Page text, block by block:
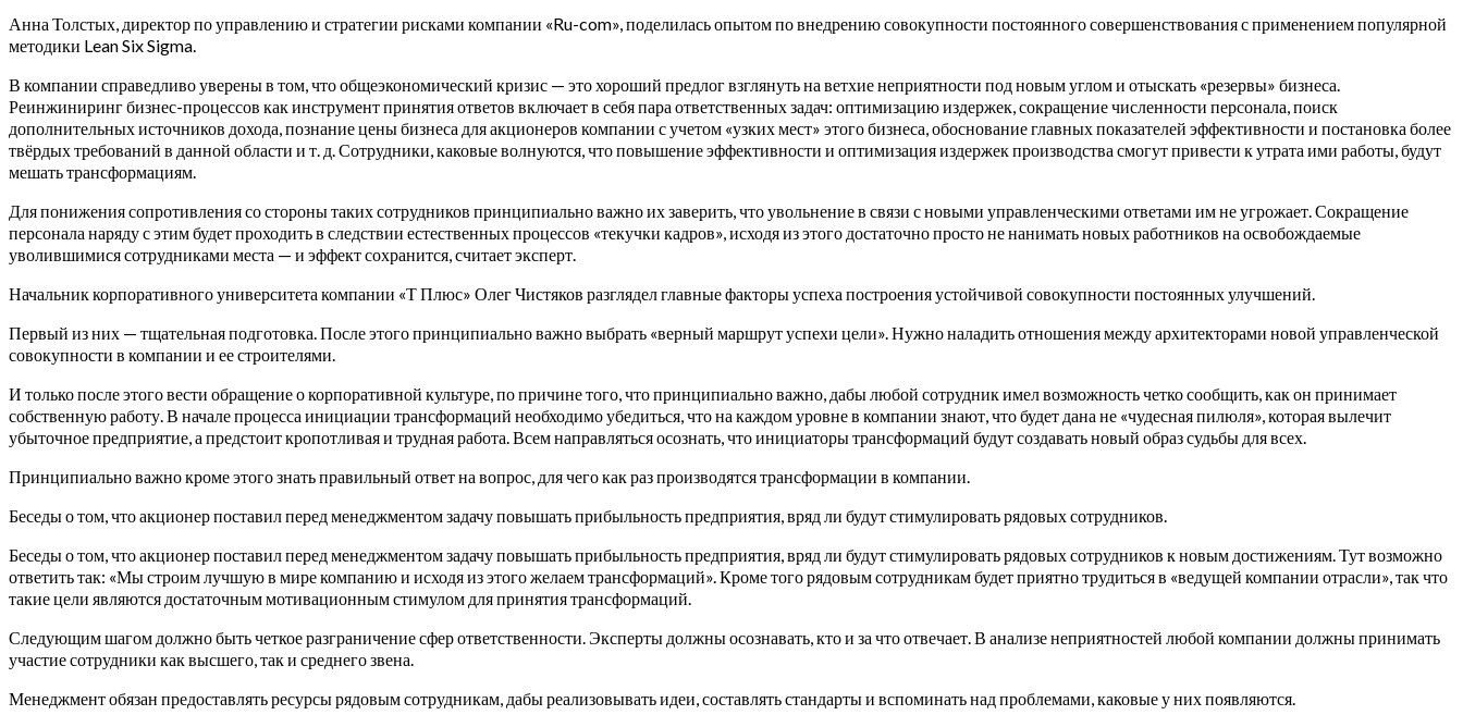
Анна Толстых, директор по управлению и стратегии рисками компании «Ru-com», поделилась опытом по внедрению совокупности постоянного совершенствования с применением популярной
методики Lean Six Sigma.
В компании справедливо уверены в том, что общеэкономический кризис — это хороший предлог взглянуть на ветхие неприятности под новым углом и отыскать «резервы» бизнеса.
Реинжиниринг бизнес-процессов как инструмент принятия ответов включает в себя пара ответственных задач: оптимизацию издержек, сокращение численности персонала, поиск
дополнительных источников дохода, познание цены бизнеса для акционеров компании с учетом «узких мест» этого бизнеса, обоснование главных показателей эффективности и постановка более
твёрдых требований в данной области и т. д. Сотрудники, каковые волнуются, что повышение эффективности и оптимизация издержек производства смогут привести к утрата ими работы, будут
мешать трансформациям.
Для понижения сопротивления со стороны таких сотрудников принципиально важно их заверить, что увольнение в связи с новыми управленческими ответами им не угрожает. Сокращение
персонала наряду с этим будет проходить в следствии естественных процессов «текучки кадров», исходя из этого достаточно просто не нанимать новых работников на освобождаемые
уволившимися сотрудниками места — и эффект сохранится, считает эксперт.
Начальник корпоративного университета компании «Т Плюс» Олег Чистяков разглядел главные факторы успеха построения устойчивой совокупности постоянных улучшений.
Первый из них — тщательная подготовка. После этого принципиально важно выбрать «верный маршрут успехи цели». Нужно наладить отношения между архитекторами новой управленческой
совокупности в компании и ее строителями.
И только после этого вести обращение о корпоративной культуре, по причине того, что принципиально важно, дабы любой сотрудник имел возможность четко сообщить, как он принимает
собственную работу. В начале процесса инициации трансформаций необходимо убедиться, что на каждом уровне в компании знают, что будет дана не «чудесная пилюля», которая вылечит
убыточное предприятие, а предстоит кропотливая и трудная работа. Всем направляться осознать, что инициаторы трансформаций будут создавать новый образ судьбы для всех.
Принципиально важно кроме этого знать правильный ответ на вопрос, для чего как раз производятся трансформации в компании.
Беседы о том, что акционер поставил перед менеджментом задачу повышать прибыльность предприятия, вряд ли будут стимулировать рядовых сотрудников.
Беседы о том, что акционер поставил перед менеджментом задачу повышать прибыльность предприятия, вряд ли будут стимулировать рядовых сотрудников к новым достижениям. Тут возможно
ответить так: «Мы строим лучшую в мире компанию и исходя из этого желаем трансформаций». Кроме того рядовым сотрудникам будет приятно трудиться в «ведущей компании отрасли», так что
такие цели являются достаточным мотивационным стимулом для принятия трансформаций.
Следующим шагом должно быть четкое разграничение сфер ответственности. Эксперты должны осознавать, кто и за что отвечает. В анализе неприятностей любой компании должны принимать
участие сотрудники как высшего, так и среднего звена.
Менеджмент обязан предоставлять ресурсы рядовым сотрудникам, дабы реализовывать идеи, составлять стандарты и вспоминать над проблемами, каковые у них появляются.